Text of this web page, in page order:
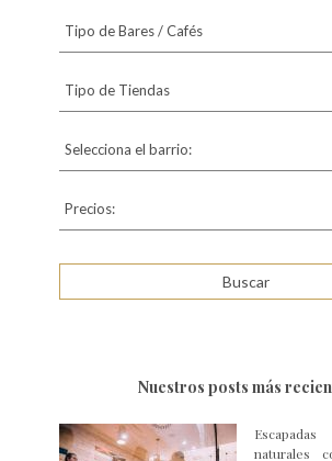
Tipo de Bares / Cafés
Tipo de Tiendas
Selecciona el barrio:
Precios:
Nuestros posts más
naturales